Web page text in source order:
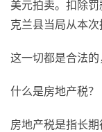
美元拍卖。扣除
克兰县当局从本次
这一切都是合法的
什么是房地产税？
房地产税是指长